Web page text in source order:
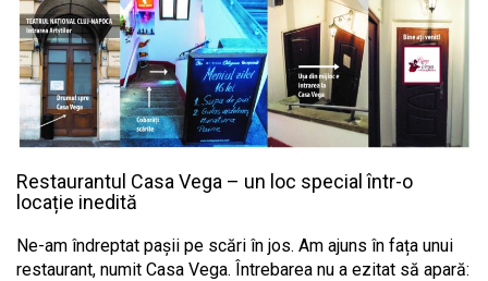
Restaurantul Casa Vega – un loc special într-o
locație inedită
Ne-am îndreptat pașii pe scări în jos. Am ajuns în fața unui
restaurant, numit Casa Vega. Întrebarea nu a ezitat să apară: